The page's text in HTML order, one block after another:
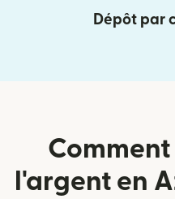
Dépôt par
l'argent en